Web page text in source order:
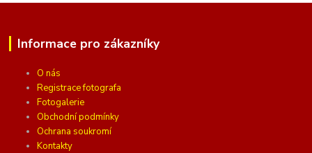
Informace pro zákazníky
O nás
Registrace fotografa
Fotogalerie
Obchodní podmínky
Ochrana soukromí
Kontakty